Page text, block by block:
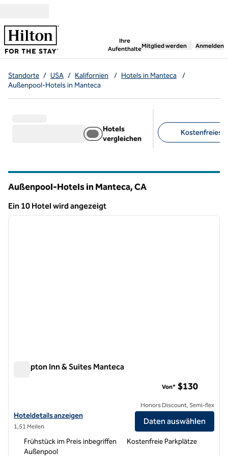
Ihre
Aufenthalte
,öffnet neue
Mitglied werden Anmelden
Standorte / USA / Kalifornien / Hotels in Manteca
/
Außenpool-Hotels in Manteca
Hotels
vergleichen
Kostenfreies
Außenpool-Hotels in Manteca,CA
Ein 10 Hotel wird angezeigt
Ein 10 Hotel wird angezeigt
1 von 12
Hampton Inn & Suites Manteca
Hoteldetails für Hampton Inn & Suites Manteca anzeigen
Hoteldetails anzeigen
1,51 Meilen
Von* $130
Honors Discount, Semi-flex
Daten auswählen
Frühstück im Preis inbegriffen
Kostenfreie Parkplätze
Außenpool